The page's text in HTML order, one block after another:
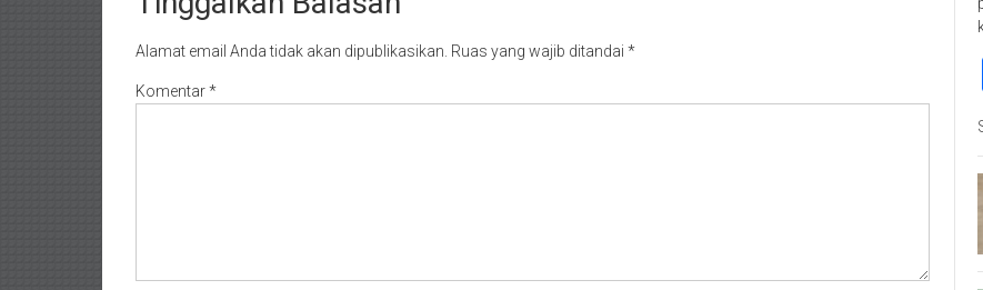
Alamat email Anda tidak akan dipublikasikan. Ruas yang wajib ditandai *
Komentar*